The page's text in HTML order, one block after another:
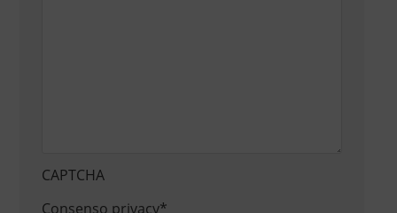
CAPTCHA
Consenso privacy*